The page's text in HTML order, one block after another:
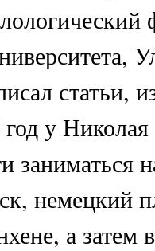
статьи,
у
заниматься
немецкий
а затем